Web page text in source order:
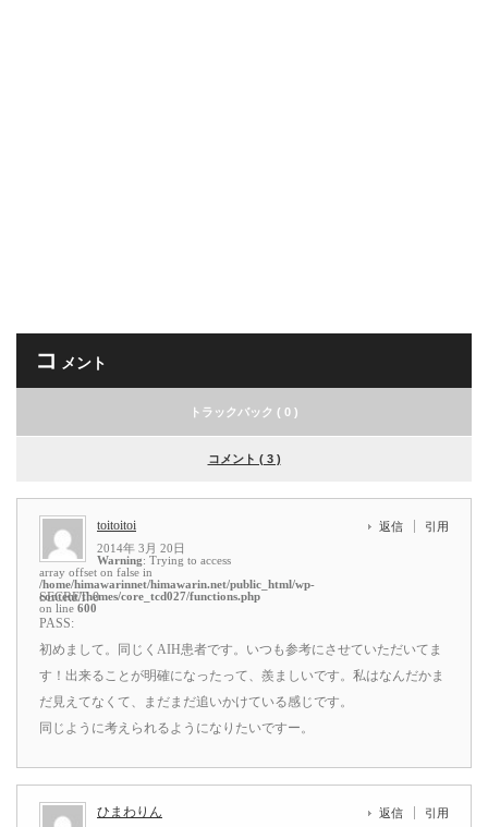
コ メント
トラックバック ( 0 )
コメント ( 3 )
toitoitoi
2014年 3月 20日
Warning: Trying to access
array offset on false in
/home/himawarinnet/himawarin.net/public_html/wp-
content/themes/core_tcd027/functions.php
on line 600
返信 引用
SECRET: 0
PASS:
初めまして。同じくAIH患者です。いつも参考にさせていただいてま
す！出来ることが明確になったって、羨ましいです。私はなんだかま
だ見えてなくて、まだまだ追いかけている感じです。
同じように考えられるようになりたいですー。
ひまわりん 返信 引用